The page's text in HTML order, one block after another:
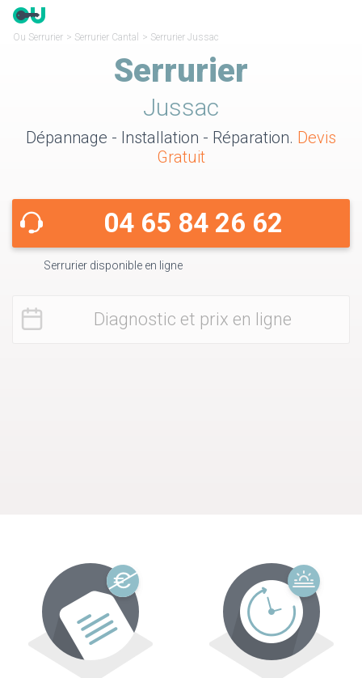
Ou Serrurier > Serrurier Cantal > Serrurier Jussac
Serrurier
Jussac
Dépannage - Installation - Réparation. Devis
Gratuit
04 65 84 26 62
Serrurier disponible en ligne
Diagnostic et prix en ligne